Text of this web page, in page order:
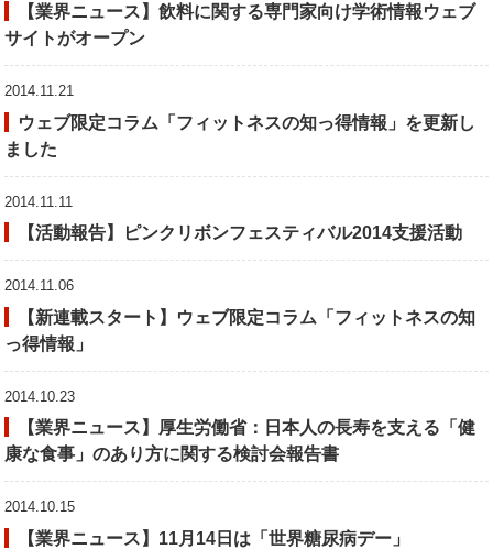
【業界ニュース】飲料に関する専門家向け学術情報ウェブ
サイトがオープン
2014.11.21
ウェブ限定コラム「フィットネスの知っ得情報」を更新し
ました
2014.11.11
【活動報告】ピンクリボンフェスティバル2014支援活動
2014.11.06
【新連載スタート】ウェブ限定コラム「フィットネスの知
っ得情報」
2014.10.23
【業界ニュース】厚生労働省：日本人の長寿を支える「健
康な食事」のあり方に関する検討会報告書
2014.10.15
【業界ニュース】11月14日は「世界糖尿病デー」